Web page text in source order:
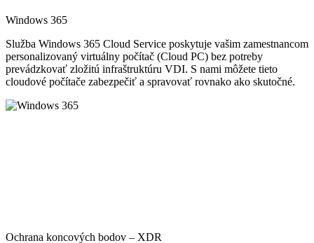
Windows 365
Služba Windows 365 Cloud Service poskytuje vašim zamestnancom
personalizovaný virtuálny počítač (Cloud PC) bez potreby
prevádzkovať zložitú infraštruktúru VDI. S nami môžete tieto
cloudové počítače zabezpečiť a spravovať rovnako ako skutočné.
Ochrana koncových bodov – XDR